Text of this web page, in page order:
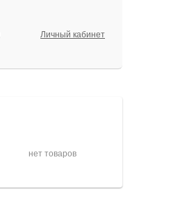
Личный кабинет
нет товаров